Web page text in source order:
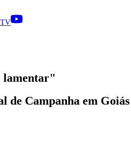
lamentar"
Campanha em